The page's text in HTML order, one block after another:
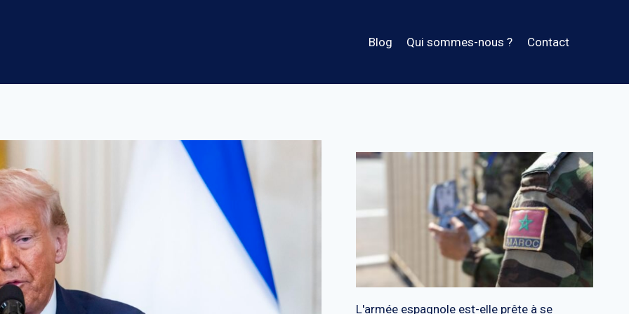
Blog Qui sommes-nous ? Contact
L'armée espagnole est-elle prête à se